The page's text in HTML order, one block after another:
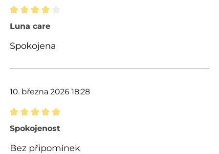
Recenze s hodnocením 4 z 5 hvězd
Luna care
Spokojena
10. března 2026 18:28
Recenze s hodnocením 5 z 5 hvězd
Spokojenost
Bez připomínek